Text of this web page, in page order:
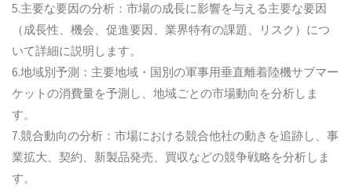
5.主要な要因の分析：市場の成長に影響を与える主要な要因
（成長性、機会、促進要因、業界特有の課題、リスク）につ
いて詳細に説明します。
6.地域別予測：主要地域・国別の軍事用垂直離着陸機サブマー
ケットの消費量を予測し、地域ごとの市場動向を分析しま
す。
7.競合動向の分析：市場における競合他社の動きを追跡し、事
業拡大、契約、新製品発売、買収などの競争戦略を分析しま
す。